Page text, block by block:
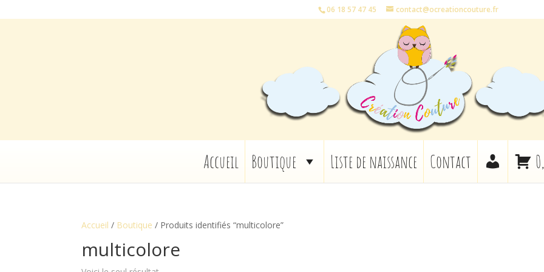
06 18 57 47 45 contact@ocreationcouture.fr
Accueil Boutique Liste de naissance Contact
Accueil / Boutique / Produits identifiés “multicolore”
multicolore